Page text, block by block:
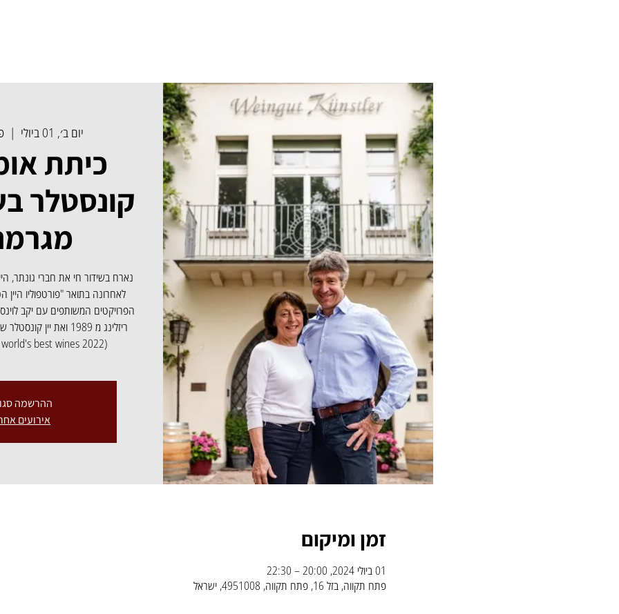
יום ב׳, 01 ביולי
  |
כיתת
קונסטלר
נארח בשידור חי את חברי גונתר,
לאחרונה בתואר "פורטפוליו
ריזלינג מ 1989 ואת
(James Suckling world's best wines 2022)
ההרשמה
אירועים
זמן ומיקום
01 ביולי 2024, 20:00 – 22:30
פתח תקווה, בזל 16, פתח תקווה, 4951008, ישראל